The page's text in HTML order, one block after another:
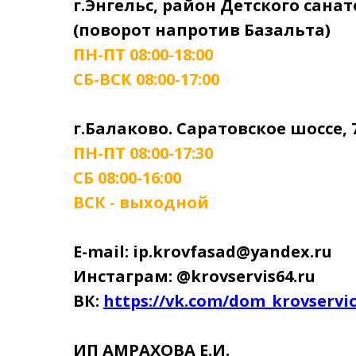
г.Энгельс, район Детского
(поворот напротив Базальта)
ПН-ПТ 08:00-18:00
СБ-ВСК 08:00-17:00
г.Балаково. Саратовское шоссе,
ПН-ПТ 08:00-17:30
СБ 08:00-16:00
ВСК - выходной
E-mail: ip.krovfasad@yandex.ru
Инстаграм: @krovservis64.ru
ВК: https://vk.com/
ИП АМРАХОВА Е.И.